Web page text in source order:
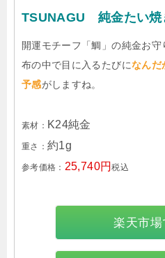
TSUNAGU 純金たい焼
開運モチーフ「鯛」の純金お守
布の中で目に入るたびになんだ
予感がしますね。
素材： K24純金
重さ：約1g
参考価格： 25,740円税込
楽天市場